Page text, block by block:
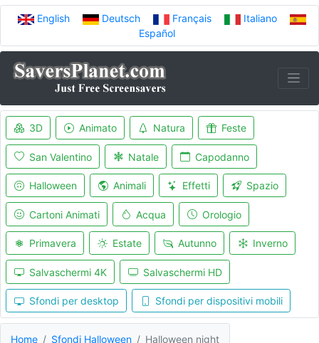
English Deutsch Français
Italiano
Español
3D Animato Natura Feste
San Valentino Natale Capodanno
Halloween Animali Effetti Spazio
Cartoni Animati Acqua Orologio
Primavera Estate Autunno Inverno
Salvaschermi 4K Salvaschermi HD
Sfondi per desktop Sfondi per dispositivi mobili
Home Sfondi Halloween Halloween night